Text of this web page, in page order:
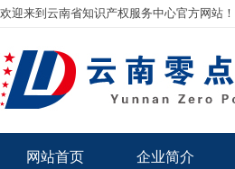
欢迎来到云南省知识产权服务中心官方网站！
网站首页 企业简介